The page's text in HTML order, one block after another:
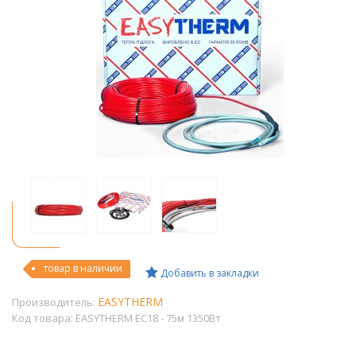
товар в наличии Добавить в закладки
Производитель: EASYTHERM
Код товара: EASYTHERM EC18 - 75м 1350Вт